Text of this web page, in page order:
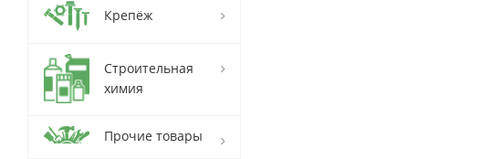
Крепёж
Строительная
химия
Прочие товары